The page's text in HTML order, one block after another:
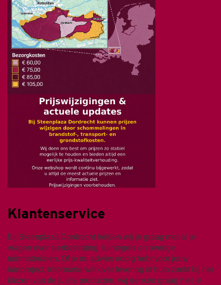
Klantenservice
Bij Steenplaza Dordrecht helpen wij je graag met al je
vragen over sierbestrating, tuintegels en overige
tuinmaterialen. Of je nu advies nodig hebt voor jouw
tuinproject, informatie wilt over levering of hulp zoekt bij het
kiezen van de juiste producten, wij denken graag met je